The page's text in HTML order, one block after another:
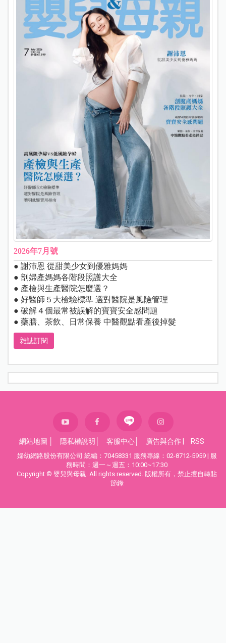
2026年7月號
● 謝沛恩 從甜美少女到優雅媽媽
● 剖婦產媽媽各階段照護大全
● 產檢與生產醫院怎麼選？
● 好醫師５大檢驗標準 選對醫院是風險管理
● 破解４個最常被誤解的寶寶安全感問題
● 藥膳、茶飲、日常保養 中醫觀點看產後掉髮
雜誌訂閱
網站地圖 隱私權說明 客服中心 廣告與合作| RSS
婦幼網路股份有限公司 統編：70458331 服務專線：02-8712-5959 | 服
務時間：週一～週五：10:00~17:30
Copyright © 嬰兒與母親. All rights reserved. 版權所有，禁止擅自轉貼
節錄